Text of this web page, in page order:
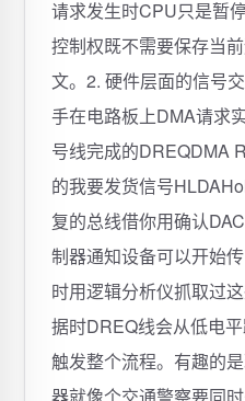
请求发生时CPU只是暂
控制权既不需要保存当
文。2. 硬件层面的信号
手在电路板上DMA请求
号线完成的DREQDMA
的我要发货信号
复的总线借你用确认
制器通知设备可以开始
时用逻辑分析仪抓取过
据时DREQ线会从低电
触发整个流程。有趣的
器就像个交通警察要同